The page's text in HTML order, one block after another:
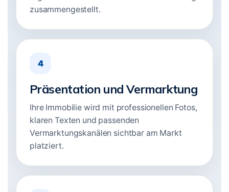
zusammengestellt.
4
Präsentation und Vermarktung
Ihre Immobilie wird mit professionellen Fotos,
klaren Texten und passenden
Vermarktungskanälen sichtbar am Markt
platziert.